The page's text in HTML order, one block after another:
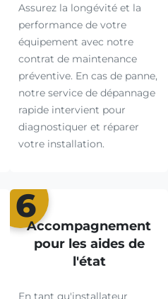
Assurez la longévité et la
performance de votre
équipement avec notre
contrat de maintenance
préventive. En cas de panne,
notre service de dépannage
rapide intervient pour
diagnostiquer et réparer
votre installation.
6
Accompagnement
pour les aides de
l'état
En tant qu'installateur